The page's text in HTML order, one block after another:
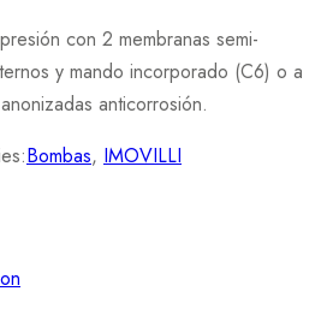
con 2 membranas semi-
y mando incorporado (C6) o a
anticorrosión.
Bombas, IMOVILLI